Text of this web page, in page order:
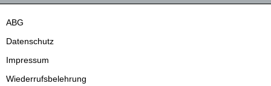
ABG
Datenschutz
Impressum
Wiederrufsbelehrung